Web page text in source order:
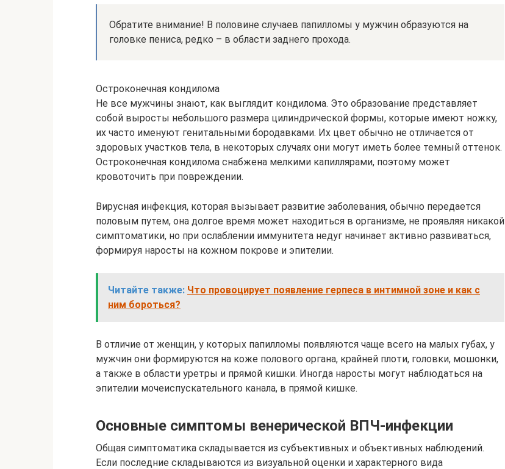
Обратите внимание! В половине случаев папилломы у мужчин образуются на
головке пениса, редко – в области заднего прохода.
Остроконечная кондилома
Не все мужчины знают, как выглядит кондилома. Это образование представляет
собой выросты небольшого размера цилиндрической формы, которые имеют ножку,
их часто именуют генитальными бородавками. Их цвет обычно не отличается от
здоровых участков тела, в некоторых случаях они могут иметь более темный оттенок.
Остроконечная кондилома снабжена мелкими капиллярами, поэтому может
кровоточить при повреждении.
Вирусная инфекция, которая вызывает развитие заболевания, обычно передается
половым путем, она долгое время может находиться в организме, не проявляя никакой
симптоматики, но при ослаблении иммунитета недуг начинает активно развиваться,
формируя наросты на кожном покрове и эпителии.
Читайте также: Что провоцирует появление герпеса в интимной зоне и как с
ним бороться?
В отличие от женщин, у которых папилломы появляются чаще всего на малых губах, у
мужчин они формируются на коже полового органа, крайней плоти, головки, мошонки,
а также в области уретры и прямой кишки. Иногда наросты могут наблюдаться на
эпителии мочеиспускательного канала, в прямой кишке.
Основные симптомы венерической ВПЧ-инфекции
Общая симптоматика складывается из субъективных и объективных наблюдений.
Если последние складываются из визуальной оценки и характерного вида